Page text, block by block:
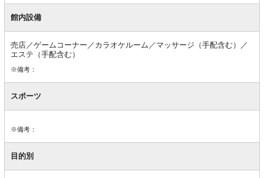
館内設備
売店／ゲームコーナー／カラオケルーム／マッサージ（手配含む）／
エステ（手配含む）
※備考：
スポーツ
※備考：
目的別